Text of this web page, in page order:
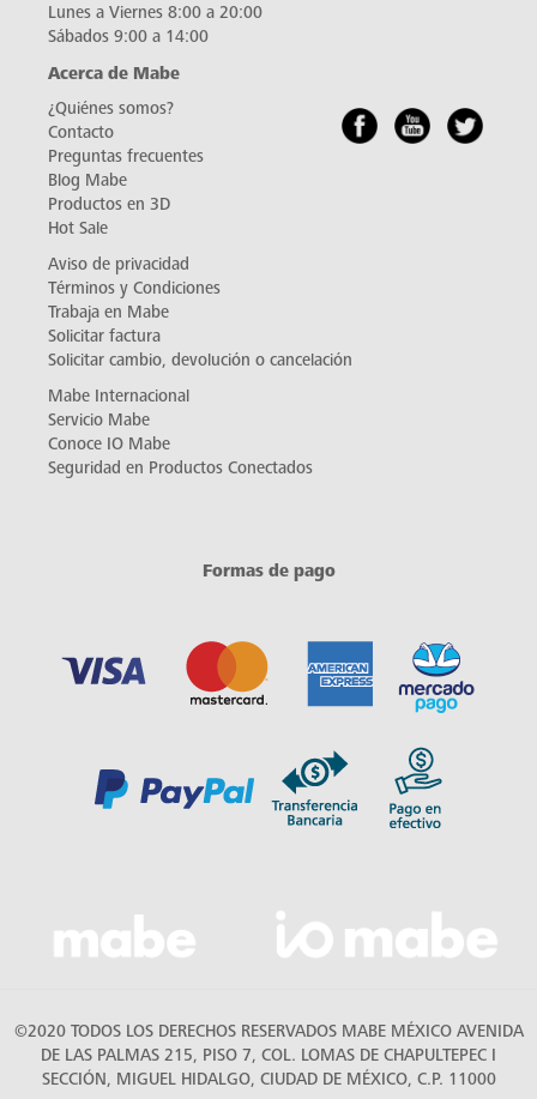
Lunes a Viernes 8:00 a 20:00
Sábados 9:00 a 14:00
Acerca de Mabe
¿Quiénes somos?
Contacto
Preguntas frecuentes
Blog Mabe
Productos en 3D
Hot Sale
Aviso de privacidad
Términos y Condiciones
Trabaja en Mabe
Solicitar factura
Solicitar cambio, devolución o cancelación
Mabe Internacional
Servicio Mabe
Conoce IO Mabe
Seguridad en Productos Conectados
Formas de pago
©2020 TODOS LOS DERECHOS RESERVADOS MABE MÉXICO AVENIDA
DE LAS PALMAS 215, PISO 7, COL. LOMAS DE CHAPULTEPEC I
SECCIÓN, MIGUEL HIDALGO, CIUDAD DE MÉXICO, C.P. 11000